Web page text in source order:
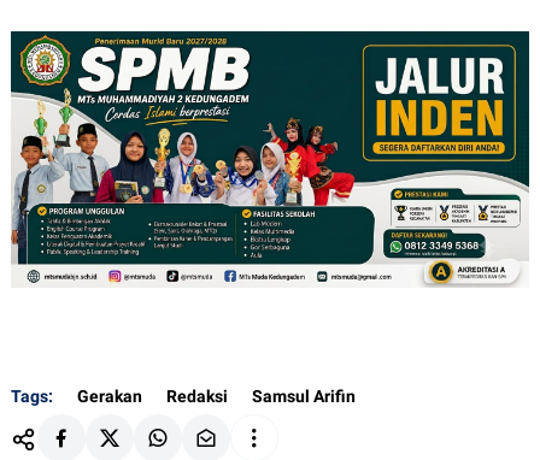
Tags: Gerakan Redaksi Samsul Arifin